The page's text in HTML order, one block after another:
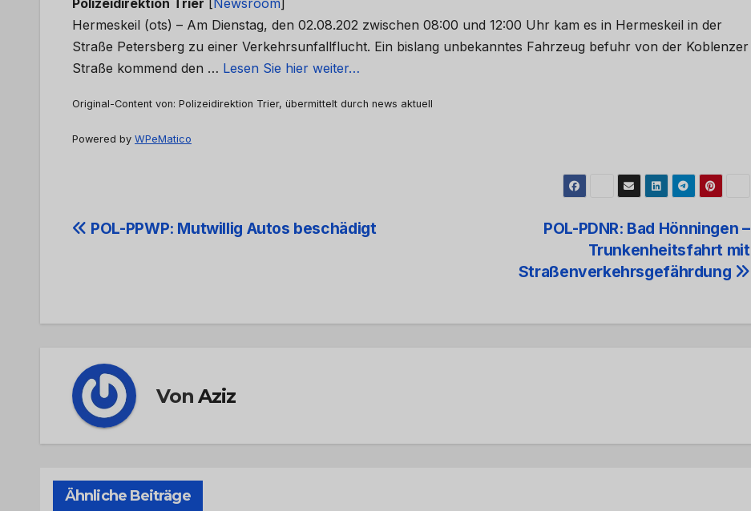
Polizeidirektion Trier [Newsroom]
Hermeskeil (ots) – Am Dienstag, den 02.08.202 zwischen 08:00 und 12:00 Uhr kam es in Hermeskeil in der
Straße Petersberg zu einer Verkehrsunfallflucht. Ein bislang unbekanntes Fahrzeug befuhr von der Koblenzer
Straße kommend den … Lesen Sie hier weiter…
Original-Content von: Polizeidirektion Trier, übermittelt durch news aktuell
Powered by WPeMatico
Beitrags-
POL-PDNR: Bad Hönningen –
Trunkenheitsfahrt mit
Straßenverkehrsgefährdung
POL-PPWP: Mutwillig Autos beschädigt
VonAziz
Ähnliche Beiträge